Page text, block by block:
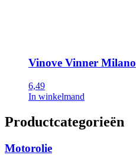
Vinove Vinner Milano
6,49
In winkelmand
Productcategorieën
Motorolie